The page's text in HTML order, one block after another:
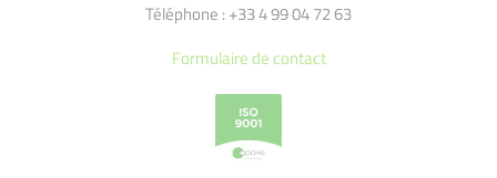
Téléphone : +33 4 99 04 72 63
Formulaire de contact